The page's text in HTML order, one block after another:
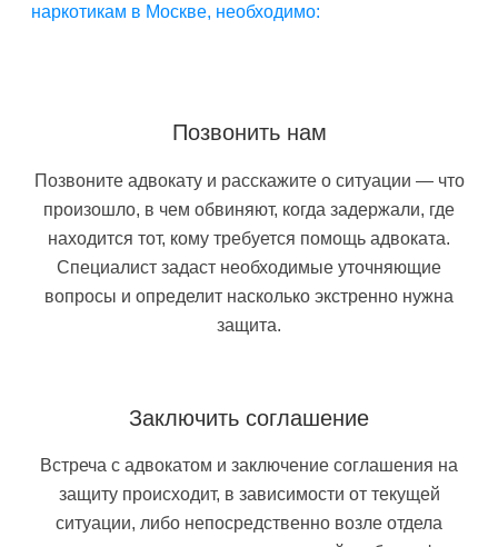
наркотикам в Москве, необходимо:
Позвонить нам
Позвоните адвокату и расскажите о ситуации — что
произошло, в чем обвиняют, когда задержали, где
находится тот, кому требуется помощь адвоката.
Специалист задаст необходимые уточняющие
вопросы и определит насколько экстренно нужна
защита.
Заключить соглашение
Встреча с адвокатом и заключение соглашения на
защиту происходит, в зависимости от текущей
ситуации, либо непосредственно возле отдела